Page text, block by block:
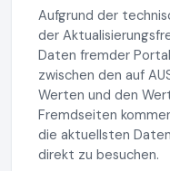
Aufgrund der
der
Daten fremder
zwischen den auf
Werten und den
Fremdseiten
die aktuellsten
direkt zu besuchen.